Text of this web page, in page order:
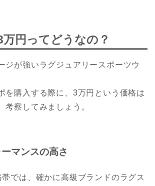
円ってどうなの？
ジが強いラグジュアリースポーツウ
を購入する際に、3万円という価格は
考察してみましょう。
マンスの高さ
では、確かに高級ブランドのラグス